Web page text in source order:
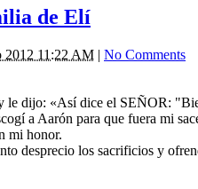
de Elí
2012 11:22 AM | No Comments
dijo: «Así dice el SEÑOR:
a Aarón para que fuera mi
mi honor.
desprecio los sacrificios y